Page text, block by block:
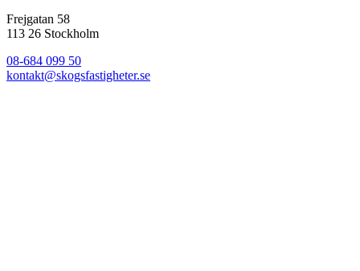
Frejgatan 58
113 26 Stockholm
08-684 099 50
kontakt@skogsfastigheter.se